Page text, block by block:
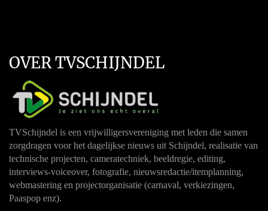
OVER TVSCHIJNDEL
TVSchijndel is een vrijwilligersvereniging met leden die samen
zorgdragen voor het dagelijkse nieuws uit Schijndel, realisatie van
technische projecten, cameratechniek, beeldregie, editing,
interviews-voiceover, fotografie, nieuwsredactie/itemplanning,
webmastering en projectorganisatie (carnaval, verkiezingen,
Paaspop enz).